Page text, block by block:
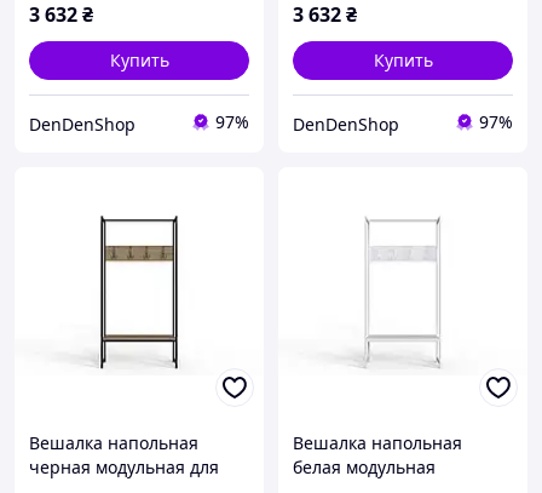
3 632₴
Купить
DenDenShop 97%
3 632₴
Купить
DenDenShop 97%
Вешалка напольная
черная модульная для
Вешалка напольная
белая модульная